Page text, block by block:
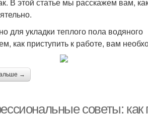
для укладки теплого пола водяного
как приступить к работе, вам
→
советы: